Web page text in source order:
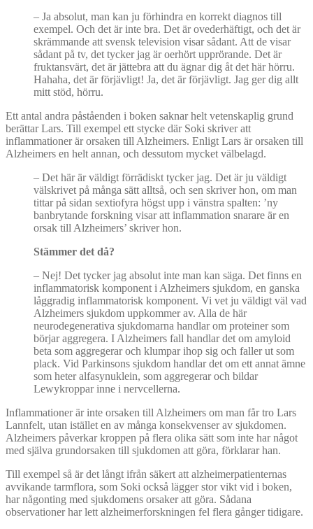
– Ja absolut, man kan ju förhindra en korrekt diagnos till
exempel. Och det är inte bra. Det är ovederhäftigt, och det är
skrämmande att svensk television visar sådant. Att de visar
sådant på tv, det tycker jag är oerhört upprörande. Det är
fruktansvärt, det är jättebra att du ägnar dig åt det här hörru.
Hahaha, det är förjävligt! Ja, det är förjävligt. Jag ger dig allt
mitt stöd, hörru.
Ett antal andra påståenden i boken saknar helt vetenskaplig grund
berättar Lars. Till exempel ett stycke där Soki skriver att
inflammationer är orsaken till Alzheimers. Enligt Lars är orsaken till
Alzheimers en helt annan, och dessutom mycket välbelagd.
– Det här är väldigt förrädiskt tycker jag. Det är ju väldigt
välskrivet på många sätt alltså, och sen skriver hon, om man
tittar på sidan sextiofyra högst upp i vänstra spalten: ’ny
banbrytande forskning visar att inflammation snarare är en
orsak till Alzheimers’ skriver hon.
Stämmer det då?
– Nej! Det tycker jag absolut inte man kan säga. Det finns en
inflammatorisk komponent i Alzheimers sjukdom, en ganska
låggradig inflammatorisk komponent. Vi vet ju väldigt väl vad
Alzheimers sjukdom uppkommer av. Alla de här
neurodegenerativa sjukdomarna handlar om proteiner som
börjar aggregera. I Alzheimers fall handlar det om amyloid
beta som aggregerar och klumpar ihop sig och faller ut som
plack. Vid Parkinsons sjukdom handlar det om ett annat ämne
som heter alfasynuklein, som aggregerar och bildar
Lewykroppar inne i nervcellerna.
Inflammationer är inte orsaken till Alzheimers om man får tro Lars
Lannfelt, utan istället en av många konsekvenser av sjukdomen.
Alzheimers påverkar kroppen på flera olika sätt som inte har något
med själva grundorsaken till sjukdomen att göra, förklarar han.
Till exempel så är det långt ifrån säkert att alzheimerpatienternas
avvikande tarmflora, som Soki också lägger stor vikt vid i boken,
har någonting med sjukdomens orsaker att göra. Sådana
observationer har lett alzheimerforskningen fel flera gånger tidigare.